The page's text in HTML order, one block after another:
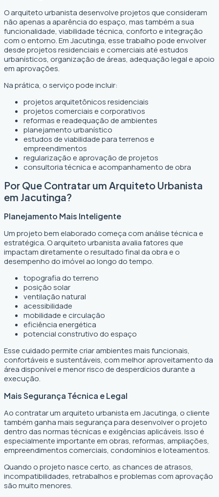
O arquiteto urbanista desenvolve projetos que consideram
não apenas a aparência do espaço, mas também a sua
funcionalidade, viabilidade técnica, conforto e integração
com o entorno. Em Jacutinga, esse trabalho pode envolver
desde projetos residenciais e comerciais até estudos
urbanísticos, organização de áreas, adequação legal e apoio
em aprovações.
Na prática, o serviço pode incluir:
projetos arquitetônicos residenciais
projetos comerciais e corporativos
reformas e readequação de ambientes
planejamento urbanístico
estudos de viabilidade para terrenos e
empreendimentos
regularização e aprovação de projetos
consultoria técnica e acompanhamento de obra
Por Que Contratar um Arquiteto Urbanista
em Jacutinga?
Planejamento Mais Inteligente
Um projeto bem elaborado começa com análise técnica e
estratégica. O arquiteto urbanista avalia fatores que
impactam diretamente o resultado final da obra e o
desempenho do imóvel ao longo do tempo.
topografia do terreno
posição solar
ventilação natural
acessibilidade
mobilidade e circulação
eficiência energética
potencial construtivo do espaço
Esse cuidado permite criar ambientes mais funcionais,
confortáveis e sustentáveis, com melhor aproveitamento da
área disponível e menor risco de desperdícios durante a
execução.
Mais Segurança Técnica e Legal
Ao contratar um arquiteto urbanista em Jacutinga, o cliente
também ganha mais segurança para desenvolver o projeto
dentro das normas técnicas e exigências aplicáveis. Isso é
especialmente importante em obras, reformas, ampliações,
empreendimentos comerciais, condomínios e loteamentos.
Quando o projeto nasce certo, as chances de atrasos,
incompatibilidades, retrabalhos e problemas com aprovação
são muito menores.